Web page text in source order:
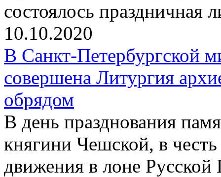
состоялось праздничная
10.10.2020
В Санкт-Петербургской
совершена Литургия
обрядом
В день празднования
княгини Чешской, в
движения в лоне